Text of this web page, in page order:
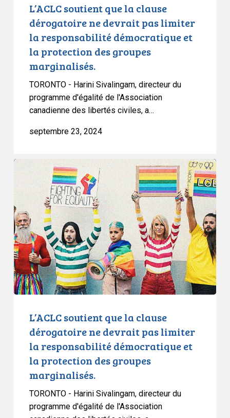
démocratique
protection
groupes
marginalisés.
L’ACLC soutient que la clause
dérogatoire ne devrait pas limiter
la responsabilité démocratique et
la protection des groupes
marginalisés.
TORONTO - Harini Sivalingam, directeur du
programme d'égalité de l'Association
canadienne des libertés civiles, a…
septembre 23, 2024
L’ACLC
la
clause
dérogatoire
ne
devrait
pas
limiter
protection
groupes
marginalisés.
L’ACLC soutient que la clause
dérogatoire ne devrait pas limiter
la responsabilité démocratique et
la protection des groupes
marginalisés.
TORONTO - Harini Sivalingam, directeur du
programme d'égalité de l'Association